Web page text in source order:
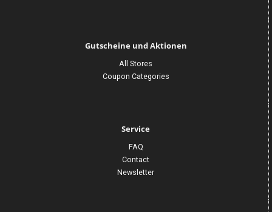
Gutscheine und Aktionen
All Stores
Coupon Categories
Service
FAQ
Contact
Newsletter